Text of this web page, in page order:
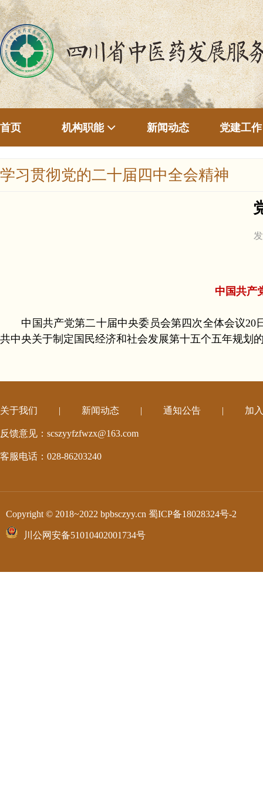
首页 机构职能 新闻动态 党建工作
学习贯彻党的二十届四中全会精神
中国共产
中国共产党第二十届中央委员会第四次全体会议20
共中央关于制定国民经济和社会发展第十五个五年规划
关于我们 | 新闻动态 | 通知公告 | 加
反馈意见：scszyyfzfwzx@163.com
客服电话：028-86203240
Copyright © 2018~2022 bpbsczyy.cn 蜀ICP备18028324号-2
川公网安备51010402001734号